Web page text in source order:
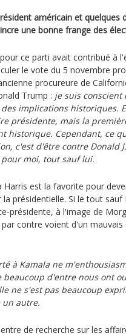
américain et quelques
une bonne frange des
ce parti avait contribué à
le vote du 5 novembre
procureure de
Trump : je suis
implications historiques.
présidente, mais la
historique. Cependant, ce
c'est d'être contre Donald
moi, tout sauf lui.
Harris est la favorite pour
présidentielle. Si le tout
présidente, à l'image de
contre voient d'un
à Kamala ne
beaucoup d'entre nous ont
ne s'est pas beaucoup
un autre.
de recherche sur les